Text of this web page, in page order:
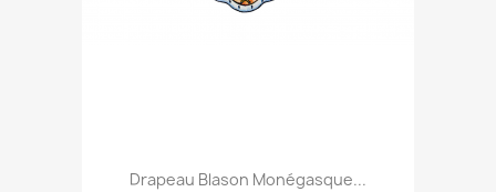
Drapeau Blason Monégasque...